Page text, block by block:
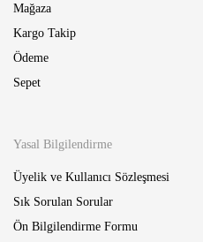
Mağaza
Kargo Takip
Ödeme
Sepet
Yasal Bilgilendirme
Üyelik ve Kullanıcı Sözleşmesi
Sık Sorulan Sorular
Ön Bilgilendirme Formu